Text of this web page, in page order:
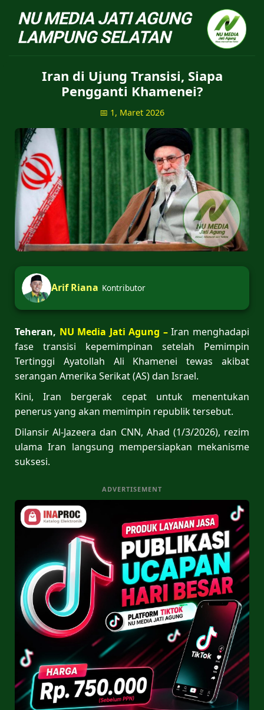
NU Jatiagung - Situs
Iran di Ujung Transisi, Siapa
Pengganti Khamenei?
📅 1, Maret 2026
Arif Riana Kontributor
Teheran, NU Media Jati Agung –Iran menghadapi
fase transisi kepemimpinan setelah Pemimpin
Tertinggi Ayatollah Ali Khamenei tewas akibat
serangan Amerika Serikat (AS) dan Israel.
Kini, Iran bergerak cepat untuk menentukan
penerus yang akan memimpin republik tersebut.
Dilansir Al-Jazeera dan CNN, Ahad (1/3/2026), rezim
ulama Iran langsung mempersiapkan mekanisme
suksesi.
ADVERTISEMENT